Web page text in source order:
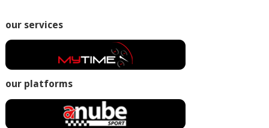
our services
our platforms